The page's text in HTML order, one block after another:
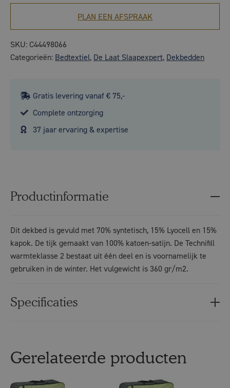
PLAN EEN AFSPRAAK
SKU: C44498066
Categorieën: Bedtextiel, De Laat Slaapexpert, Dekbedden
Gratis levering vanaf € 75,-
Complete ontzorging
37 jaar ervaring & expertise
Productinformatie
Dit dekbed is gevuld met 70% syntetisch, 15% Lyocell en 15%
kapok. De tijk gemaakt van 100% katoen-satijn. De Technifill
warmteklasse 2 bestaat uit één deel en is voornamelijk te
gebruiken in de winter. Het vulgewicht is 360 gr/m2.
Specificaties
Gerelateerde producten